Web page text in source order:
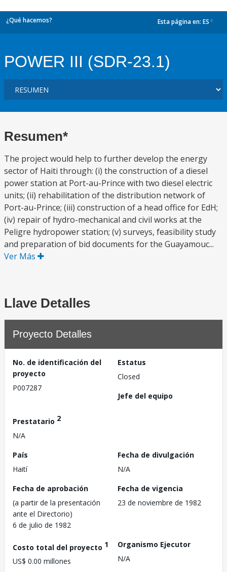
¿Qué hacemos? Esta página en: ES
POWER III (SDR-23.1)
Resumen*
The project would help to further develop the energy
sector of Haiti through: (i) the construction of a diesel
power station at Port-au-Prince with two diesel electric
units; (ii) rehabilitation of the distribution network of
Port-au-Prince; (iii) construction of a head office for EdH;
(iv) repair of hydro-mechanical and civil works at the
Peligre hydropower station; (v) surveys, feasibility study
and preparation of bid documents for the Guayamouc...
Ver Más
Llave Detalles
Proyecto Detalles
No. de identificación del
proyecto
P007287
Estatus
Closed
Jefe del equipo
Prestatario 2
N/A
País
Haití
Fecha de divulgación
N/A
Fecha de aprobación
(a partir de la presentación
ante el Directorio)
6 de julio de 1982
Fecha de vigencia
23 de noviembre de 1982
Costo total del proyecto 1
US$ 0.00 millones
Organismo Ejecutor
N/A